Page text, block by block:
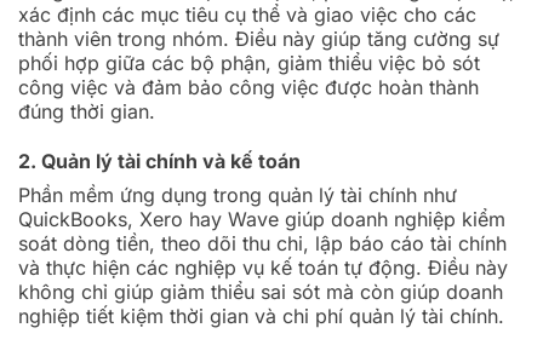
xác định các mục tiêu cụ thể và giao việc cho các
thành viên trong nhóm. Điều này giúp tăng cường sự
phối hợp giữa các bộ phận, giảm thiểu việc bỏ sót
công việc và đảm bảo công việc được hoàn thành
đúng thời gian.
2. Quản lý tài chính và kế toán
Phần mềm ứng dụng trong quản lý tài chính như
QuickBooks, Xero hay Wave giúp doanh nghiệp kiểm
soát dòng tiền, theo dõi thu chi, lập báo cáo tài chính
và thực hiện các nghiệp vụ kế toán tự động. Điều này
không chỉ giúp giảm thiểu sai sót mà còn giúp doanh
nghiệp tiết kiệm thời gian và chi phí quản lý tài chính.